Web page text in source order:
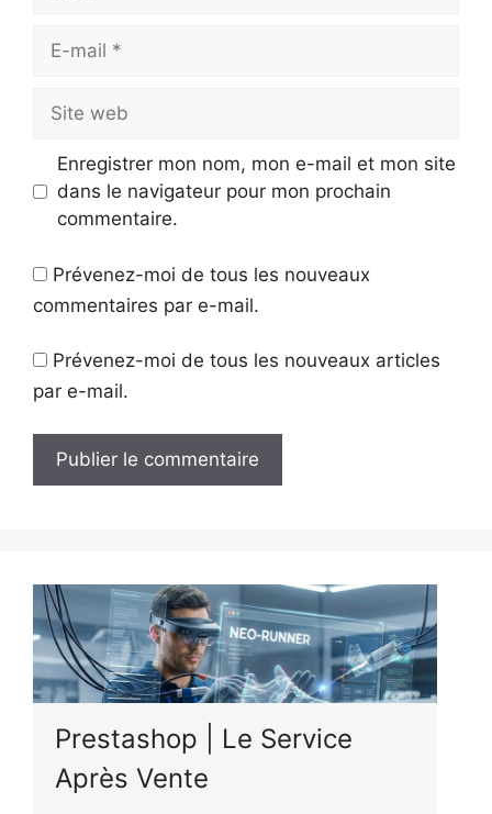
Site
web
Enregistrer mon nom, mon e-mail et mon site
dans le navigateur pour mon prochain
commentaire.
Prévenez-moi de tous les nouveaux
commentaires par e-mail.
Prévenez-moi de tous les nouveaux articles
par e-mail.
e
r
n
a
t
Prestashop | Le Service
Après Vente